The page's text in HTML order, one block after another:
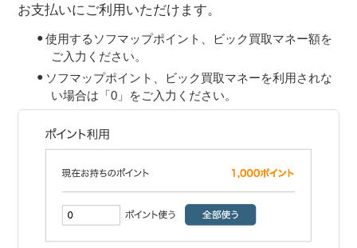
お支払いにご利用いただけます。
使用するソフマップポイント、ビック買取マネー額を
ご入力ください。
ソフマップポイント、ビック買取マネーを利用されな
い場合は「0」をご入力ください。